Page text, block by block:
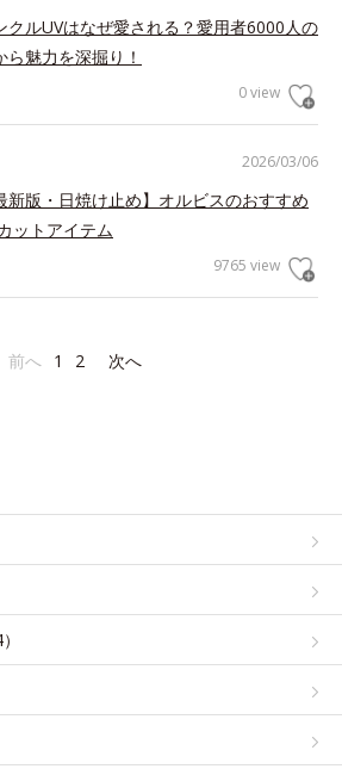
クルUVはなぜ愛される？愛用者6000人の
ら魅力を深掘り！
0 view
2026/03/06
新版・日焼け止め】オルビスのおすすめ
ットアイテム
9765 view
前へ 1 2 次へ